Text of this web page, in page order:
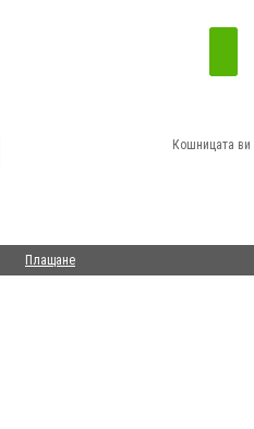
Кошницата ви
Плащане